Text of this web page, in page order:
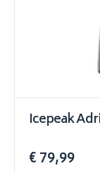
Icepeak
€ 79,99